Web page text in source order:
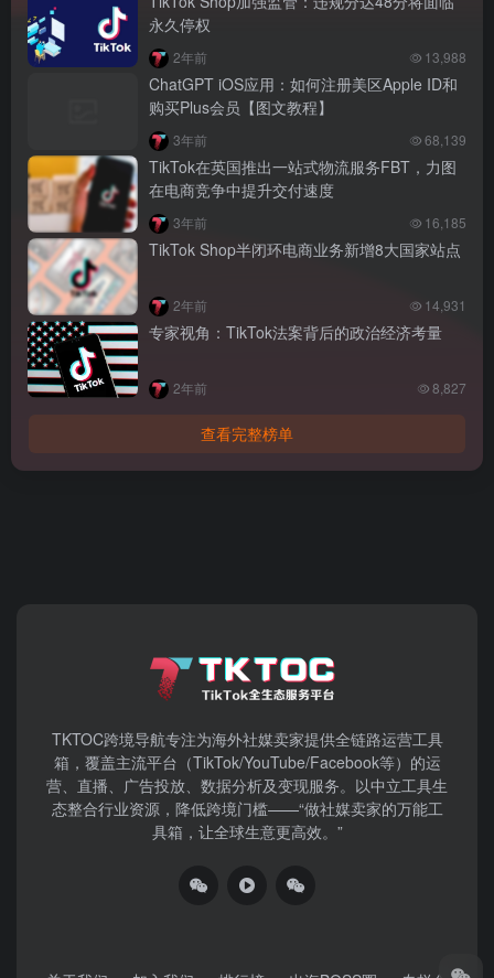
永久停权
2年前 13,988
ChatGPT iOS应用：如何注册美区Apple ID和
购买Plus会员【图文教程】
3年前 68,139
TikTok在英国推出一站式物流服务FBT，力图
在电商竞争中提升交付速度
3年前 16,185
TikTok Shop半闭环电商业务新增8大国家站点
2年前 14,931
专家视角：TikTok法案背后的政治经济考量
2年前 8,827
查看完整榜单
TKTOC跨境导航​专注为海外社媒卖家提供全链路运营工具
箱，覆盖主流平台（TikTok/YouTube/Facebook等）​的运
营、直播、广告投放、数据分析及变现服务。以中立工具生
态整合行业资源，降低跨境门槛——“做社媒卖家的万能工
具箱，让全球生意更高效。”